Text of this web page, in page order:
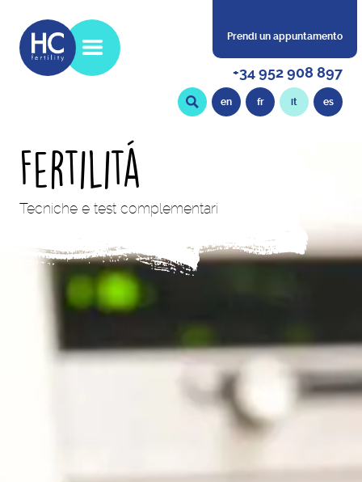
Prendi un appuntamento
+34 952 908 897
en fr it es
Fertilitá
Tecniche e test complementari